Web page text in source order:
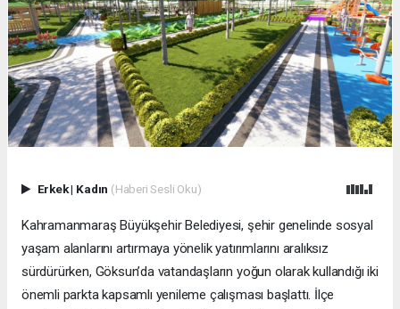
Erkek| Kadın (Haberi Sesli Oku)
Kahramanmaraş Büyükşehir Belediyesi, şehir genelinde sosyal
yaşam alanlarını artırmaya yönelik yatırımlarını aralıksız
sürdürürken, Göksun’da vatandaşların yoğun olarak kullandığı iki
önemli parkta kapsamlı yenileme çalışması başlattı. İlçe